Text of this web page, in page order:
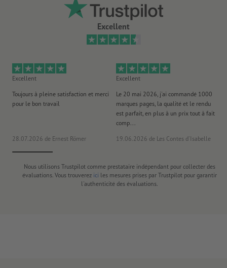
Excellent
Excellent
Toujours à pleine satisfaction et merci
pour le bon travail
28.07.2026 de Ernest Römer
Excellent
Le 20 mai 2026, j'ai commandé 1000
marques pages, la qualité et le rendu
est parfait, en plus à un prix tout à fait
comp...
19.06.2026 de Les Contes d'Isabelle
Nous utilisons Trustpilot comme prestataire indépendant pour collecter des
évaluations. Vous trouverez ici les mesures prises par Trustpilot pour garantir
l'authenticité des évaluations.